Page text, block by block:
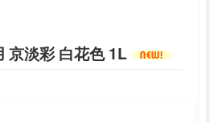
京淡彩 白花色 1L